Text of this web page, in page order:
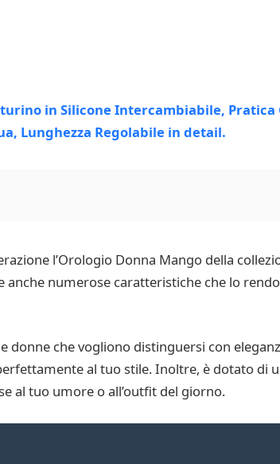
l’Orologio Donna Mango della
numerose caratteristiche che lo
che vogliono distinguersi con
al tuo stile. Inoltre, è dotato di
al tuo umore o all’outfit del giorno.